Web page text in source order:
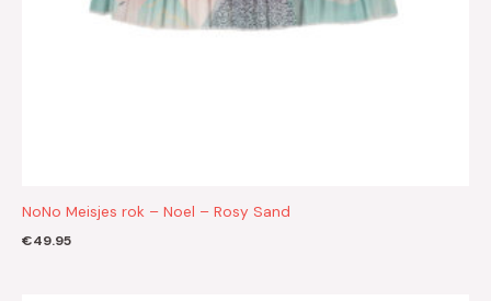
NoNo Meisjes rok – Noel – Rosy Sand
€49.95